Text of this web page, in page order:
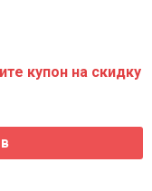
купон на скидку